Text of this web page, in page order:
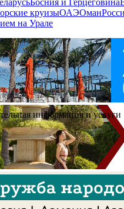
Босния и Герцеговина
круизыОАЭОман
на Урале
информация и услуги